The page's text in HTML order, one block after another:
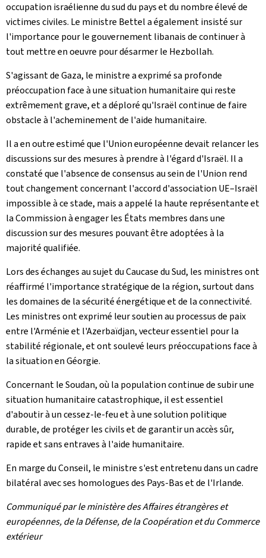
occupation israélienne du sud du pays et du nombre élevé de
victimes civiles. Le ministre Bettel a également insisté sur
l'importance pour le gouvernement libanais de continuer à
tout mettre en oeuvre pour désarmer le Hezbollah.
S'agissant de Gaza, le ministre a exprimé sa profonde
préoccupation face à une situation humanitaire qui reste
extrêmement grave, et a déploré qu'Israël continue de faire
obstacle à l'acheminement de l'aide humanitaire.
Il a en outre estimé que l'Union européenne devait relancer les
discussions sur des mesures à prendre à l'égard d'Israël. Il a
constaté que l'absence de consensus au sein de l'Union rend
tout changement concernant l'accord d'association UE–Israël
impossible à ce stade, mais a appelé la haute représentante et
la Commission à engager les États membres dans une
discussion sur des mesures pouvant être adoptées à la
majorité qualifiée.
Lors des échanges au sujet du Caucase du Sud, les ministres ont
réaffirmé l'importance stratégique de la région, surtout dans
les domaines de la sécurité énergétique et de la connectivité.
Les ministres ont exprimé leur soutien au processus de paix
entre l'Arménie et l'Azerbaïdjan, vecteur essentiel pour la
stabilité régionale, et ont soulevé leurs préoccupations face à
la situation en Géorgie.
Concernant le Soudan, où la population continue de subir une
situation humanitaire catastrophique, il est essentiel
d'aboutir à un cessez-le-feu et à une solution politique
durable, de protéger les civils et de garantir un accès sûr,
rapide et sans entraves à l'aide humanitaire.
En marge du Conseil, le ministre s'est entretenu dans un cadre
bilatéral avec ses homologues des Pays-Bas et de l'Irlande.
Communiqué par le ministère des Affaires étrangères et
européennes, de la Défense, de la Coopération et du Commerce
extérieur